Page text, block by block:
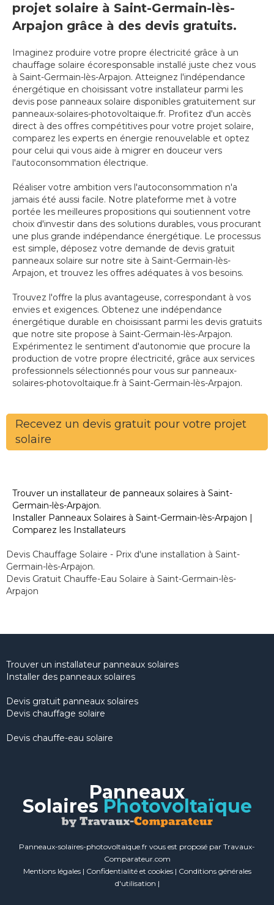
projet solaire à Saint-Germain-lès-
Arpajon grâce à des devis gratuits.
Imaginez produire votre propre électricité grâce à un
chauffage solaire écoresponsable installé juste chez vous
à Saint-Germain-lès-Arpajon. Atteignez l'indépendance
énergétique en choisissant votre installateur parmi les
devis pose panneaux solaire disponibles gratuitement sur
panneaux-solaires-photovoltaique.fr. Profitez d'un accès
direct à des offres compétitives pour votre projet solaire,
comparez les experts en énergie renouvelable et optez
pour celui qui vous aide à migrer en douceur vers
l'autoconsommation électrique.
Réaliser votre ambition vers l'autoconsommation n'a
jamais été aussi facile. Notre plateforme met à votre
portée les meilleures propositions qui soutiennent votre
choix d'investir dans des solutions durables, vous procurant
une plus grande indépendance énergétique. Le processus
est simple, déposez votre demande de devis gratuit
panneaux solaire sur notre site à Saint-Germain-lès-
Arpajon, et trouvez les offres adéquates à vos besoins.
Trouvez l'offre la plus avantageuse, correspondant à vos
envies et exigences. Obtenez une indépendance
énergétique durable en choisissant parmi les devis gratuits
que notre site propose à Saint-Germain-lès-Arpajon.
Expérimentez le sentiment d'autonomie que procure la
production de votre propre électricité, grâce aux services
professionnels sélectionnés pour vous sur panneaux-
solaires-photovoltaique.fr à Saint-Germain-lès-Arpajon.
Recevez un devis gratuit pour votre projet
solaire
Trouver un installateur de panneaux solaires à Saint-
Germain-lès-Arpajon.
Installer Panneaux Solaires à Saint-Germain-lès-Arpajon |
Comparez les Installateurs
Devis Chauffage Solaire - Prix d'une installation à Saint-
Germain-lès-Arpajon.
Devis Gratuit Chauffe-Eau Solaire à Saint-Germain-lès-
Arpajon
Trouver un installateur panneaux solaires
Installer des panneaux solaires
Devis gratuit panneaux solaires
Devis chauffage solaire
Devis chauffe-eau solaire
Panneaux
Solaires Photovoltaïque
Panneaux-solaires-photovoltaique.fr vous est proposé par Travaux-
Comparateur.com
Mentions légales| Confidentialité et cookies| Conditions générales
d'utilisation |